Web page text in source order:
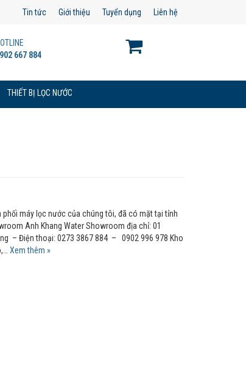
Tin tức Giới thiệu Tuyển dụng Liên hệ
667 884
THIẾT BỊ LỌC NƯỚC
phối máy lọc nước của chúng tôi, đã có mặt tại tỉnh
Anh Khang Water Showroom địa chỉ: 01
– Điện thoại: 0273 3867 884 – 0902 996 978 Kho
Xem thêm »